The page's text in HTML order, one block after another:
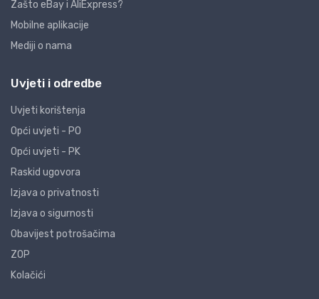
Zašto eBay i AliExpress?
Mobilne aplikacije
Mediji o nama
Uvjeti i odredbe
Uvjeti korištenja
Opći uvjeti - PO
Opći uvjeti - PK
Raskid ugovora
Izjava o privatnosti
Izjava o sigurnosti
Obavijest potrošačima
ZOP
Kolačići